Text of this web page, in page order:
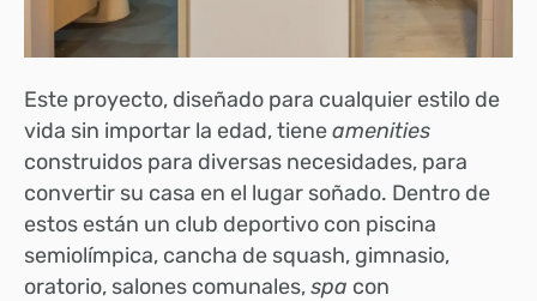
Este proyecto, diseñado para cualquier estilo de
vida sin importar la edad, tieneamenities
construidos para diversas necesidades, para
convertir su casa en el lugar soñado. Dentro de
estos están un club deportivo con piscina
semiolímpica, cancha de squash, gimnasio,
oratorio, salones comunales,spa con